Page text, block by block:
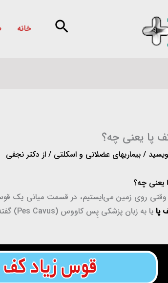
خانه
پا یعنی چه؟
/ بیماریهای عضلانی و اسکلتی / از دکتر نجفی
یعنی چه؟
روی زمین می‌ایستیم، در قسمت میانی یک
پایا به زبان پزشکی پِس کاووس (Pes Cavus) گفته می‌شود. در این مقاله قوس زیاد کف پا را بررسی می کنیم.